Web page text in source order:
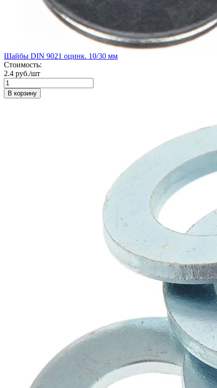
Шайбы DIN 9021 оцинк. 10/30 мм
Стоимость:
2.4 руб./шт
В корзину